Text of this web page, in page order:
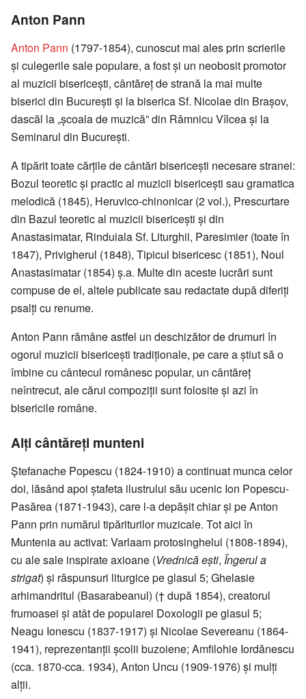
Anton Pann
Anton Pann (1797-1854), cunoscut mai ales prin scrierile
și culegerile sale populare, a fost și un neobosit promotor
al muzicii bisericești, cântăreț de strană la mai multe
biserici din București și la biserica Sf. Nicolae din Brașov,
dascăl la „școala de muzică” din Râmnicu Vîlcea și la
Seminarul din București.
A tipărit toate cărțile de cântări bisericești necesare stranei:
Bozul teoretic și practic al muzicii bisericești sau gramatica
melodică (1845), Heruvico-chinonicar (2 vol.), Prescurtare
din Bazul teoretic al muzicii bisericești și din
Anastasimatar, Rinduiala Sf. Liturghii, Paresimier (toate în
1847), Privigherul (1848), Tipicul bisericesc (1851), Noul
Anastasimatar (1854) ș.a. Multe din aceste lucrări sunt
compuse de el, altele publicate sau redactate după diferiți
psalți cu renume.
Anton Pann rămâne astfel un deschizător de drumuri în
ogorul muzicii bisericești tradiționale, pe care a știut să o
îmbine cu cântecul românesc popular, un cântăreț
neîntrecut, ale cărui compoziții sunt folosite și azi în
bisericile române.
Alți cântăreți munteni
Ștefanache Popescu (1824-1910) a continuat munca celor
doi, lăsând apoi ștafeta ilustrului său ucenic Ion Popescu-
Pasărea (1871-1943), care l-a depășit chiar și pe Anton
Pann prin numărul tipăriturilor muzicale. Tot aici în
Muntenia au activat: Varlaam protosinghelul (1808-1894),
cu ale sale inspirate axioane (Vrednică ești, Îngerul a
strigat) și răspunsuri liturgice pe glasul 5; Ghelasie
arhimandritul (Basarabeanul) († după 1854), creatorul
frumoasei și atât de popularei Doxologii pe glasul 5;
Neagu Ionescu (1837-1917) și Nicolae Severeanu (1864-
1941), reprezentanții școlii buzoiene; Amfilohie Iordănescu
(cca. 1870-cca. 1934), Anton Uncu (1909-1976) și mulți
alții.